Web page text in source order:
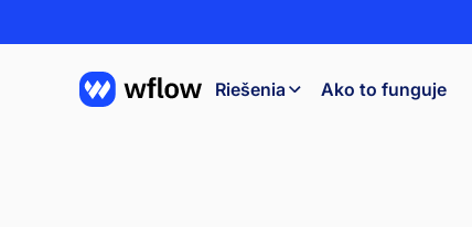
Riešenia Ako to funguje